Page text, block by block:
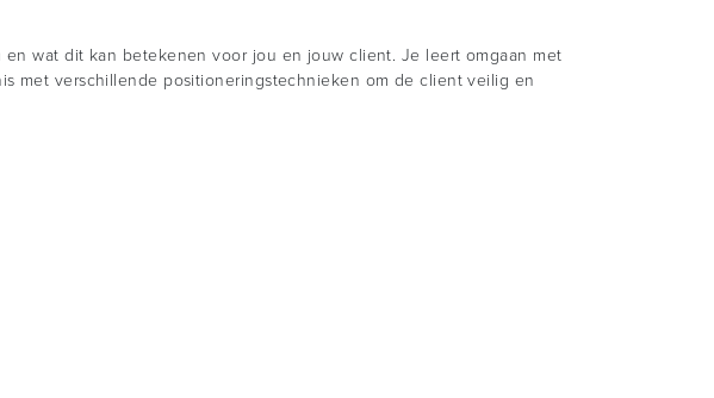
wat dit kan betekenen voor jou en jouw client. Je leert omgaan met
met verschillende positioneringstechnieken om de client veilig en